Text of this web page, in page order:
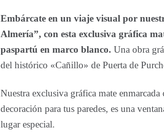
Embárcate en un viaje visual por
Almería”, con esta exclusiva gráfica
paspartú en marco blanco. Una obra
del histórico «Cañillo» de Puerta de
Nuestra exclusiva gráfica mate
decoración para tus paredes, es una
lugar especial.